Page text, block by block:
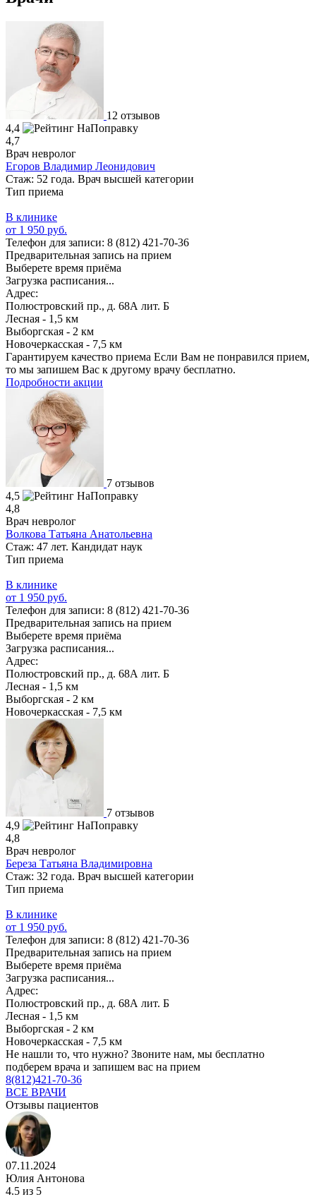
12 отзывов
4,4
4,7
Врач невролог
Егоров Владимир Леонидович
Стаж: 52 года. Врач высшей категории
Тип приема
В клинике
от 1 950 руб.
Телефон для записи: 8 (812) 421-70-36
Предварительная запись на прием
Выберете время приёма
Загрузка расписания...
Адрес:
Полюстровский пр., д. 68А лит. Б
Лесная - 1,5 км
Выборгская - 2 км
Новочеркасская - 7,5 км
Гарантируем качество приема Если Вам не понравился прием,
то мы запишем Вас к другому врачу бесплатно.
Подробности акции
7 отзывов
4,5
4,8
Врач невролог
Волкова Татьяна Анатольевна
Стаж: 47 лет. Кандидат наук
Тип приема
В клинике
от 1 950 руб.
Телефон для записи: 8 (812) 421-70-36
Предварительная запись на прием
Выберете время приёма
Загрузка расписания...
Адрес:
Полюстровский пр., д. 68А лит. Б
Лесная - 1,5 км
Выборгская - 2 км
Новочеркасская - 7,5 км
7 отзывов
4,9
4,8
Врач невролог
Береза Татьяна Владимировна
Стаж: 32 года. Врач высшей категории
Тип приема
В клинике
от 1 950 руб.
Телефон для записи: 8 (812) 421-70-36
Предварительная запись на прием
Выберете время приёма
Загрузка расписания...
Адрес:
Полюстровский пр., д. 68А лит. Б
Лесная - 1,5 км
Выборгская - 2 км
Новочеркасская - 7,5 км
Не нашли то, что нужно? Звоните нам, мы бесплатно
подберем врача и запишем вас на прием
8(812)421-70-36
ВСЕ ВРАЧИ
Отзывы пациентов
07.11.2024
Юлия Антонова
4.5 из 5